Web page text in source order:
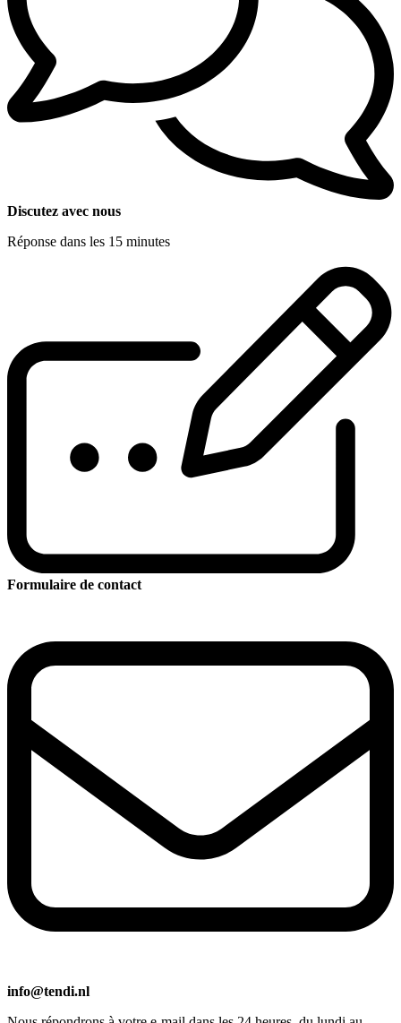
Discutez avec nous
Réponse dans les 15 minutes
Formulaire de contact
info@tendi.nl